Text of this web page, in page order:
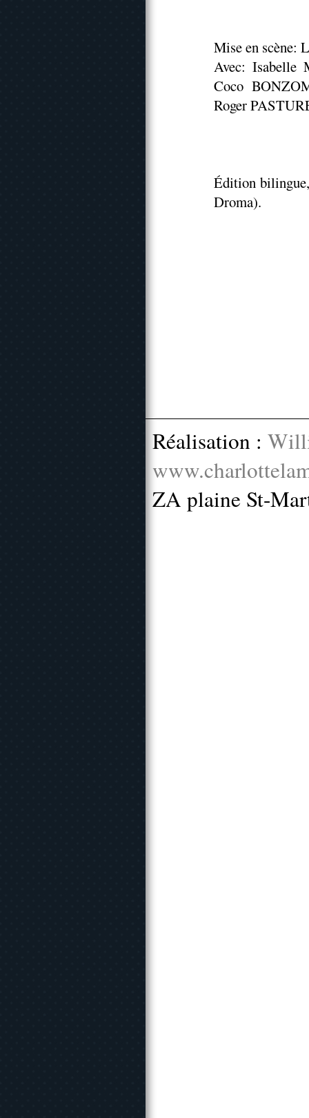
Mise en scène:
Avec: Isabelle
Coco
Roger
Édition
Droma).
Réalisation :
ZA plaine St-